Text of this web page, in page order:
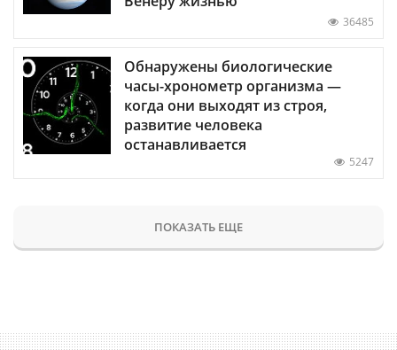
36485
Обнаружены биологические
часы-хронометр организма —
когда они выходят из строя,
развитие человека
останавливается
5247
ПОКАЗАТЬ ЕЩЕ